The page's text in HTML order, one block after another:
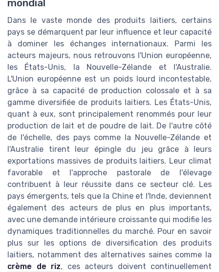
mondial
Dans le vaste monde des produits laitiers, certains
pays se démarquent par leur influence et leur capacité
à dominer les échanges internationaux. Parmi les
acteurs majeurs, nous retrouvons l'Union européenne,
les États-Unis, la Nouvelle-Zélande et l'Australie.
L'Union européenne est un poids lourd incontestable,
grâce à sa capacité de production colossale et à sa
gamme diversifiée de produits laitiers. Les États-Unis,
quant à eux, sont principalement renommés pour leur
production de lait et de poudre de lait. De l'autre côté
de l'échelle, des pays comme la Nouvelle-Zélande et
l'Australie tirent leur épingle du jeu grâce à leurs
exportations massives de produits laitiers. Leur climat
favorable et l'approche pastorale de l'élevage
contribuent à leur réussite dans ce secteur clé. Les
pays émergents, tels que la Chine et l'Inde, deviennent
également des acteurs de plus en plus importants,
avec une demande intérieure croissante qui modifie les
dynamiques traditionnelles du marché. Pour en savoir
plus sur les options de diversification des produits
laitiers, notamment des alternatives saines comme la
crème de riz, ces acteurs doivent continuellement